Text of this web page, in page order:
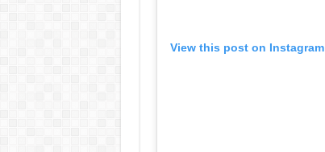
View this post on Instagram